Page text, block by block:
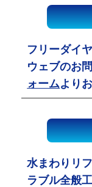
フリーダイ
ウェブのお
ォームより
水まわりリ
ラブル全般